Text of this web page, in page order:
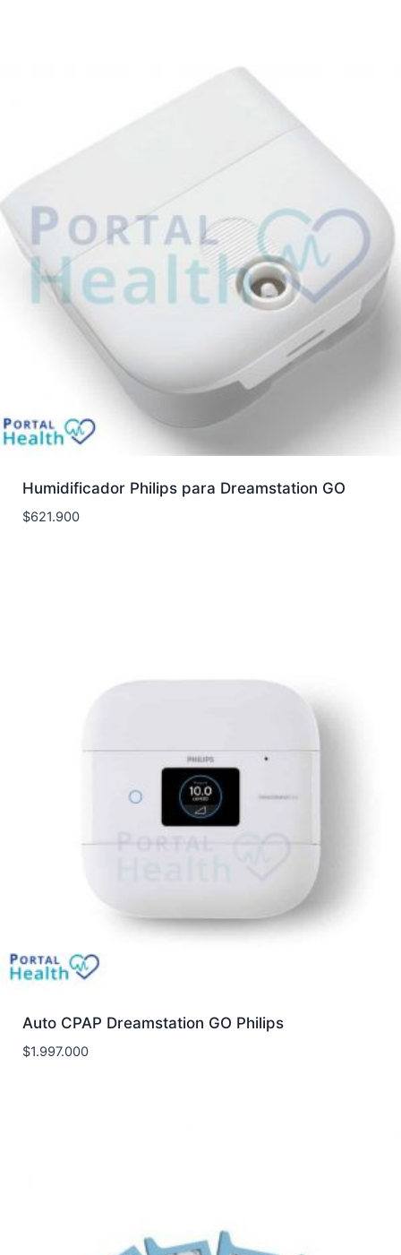
Humidificador Philips para Dreamstation GO
$621.900
Auto CPAP Dreamstation GO Philips
$1.997.000